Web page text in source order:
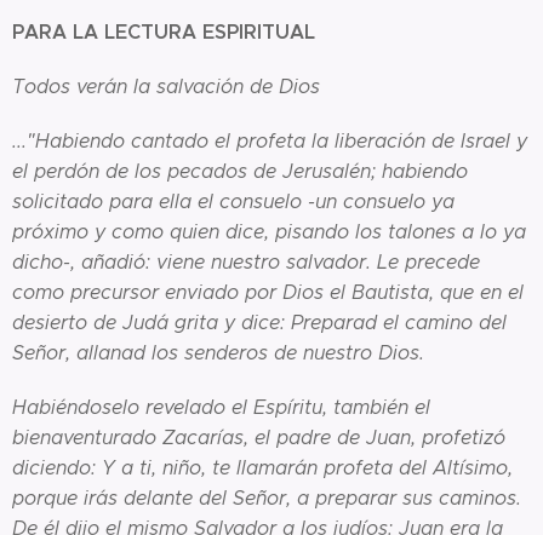
PARA LA LECTURA ESPIRITUAL
Todos verán la salvación de Dios
..."Habiendo cantado el profeta la liberación de Israel y
el perdón de los pecados de Jerusalén; habiendo
solicitado para ella el consuelo -un consuelo ya
próximo y como quien dice, pisando los talones a lo ya
dicho-, añadió: viene nuestro salvador. Le precede
como precursor enviado por Dios el Bautista, que en el
desierto de Judá grita y dice: Preparad el camino del
Señor, allanad los senderos de nuestro Dios.
Habiéndoselo revelado el Espíritu, también el
bienaventurado Zacarías, el padre de Juan, profetizó
diciendo: Y a ti, niño, te llamarán profeta del Altísimo,
porque irás delante del Señor, a preparar sus caminos.
De él dijo el mismo Salvador a los judíos: Juan era la